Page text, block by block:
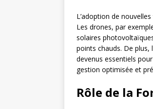
L’adoption de
Les drones, par
solaires
points chauds. De plus,
devenus essentiels
gestion optimisée et
Rôle de la